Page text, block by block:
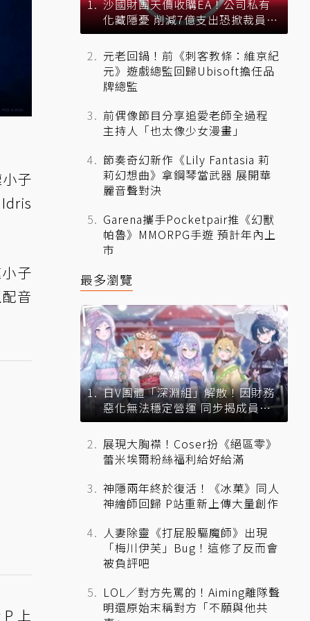
子
子
音
上
沙國財團天價收購EA！公司私有
化藏隱憂 削減7億支出恐掀裁員風
暴？
元老回鍋！前《刺客教條：維京紀
元》遊戲總監回歸Ubisoft擔任品
牌總監
前偶像節目分享追愛老師全過程
主持人「也太像少女漫畫」
節奏奇幻新作《Lily Fantasia 莉
莉幻想曲》拿鋼琴當武器 展開華
麗音聲對決
Garena攜手Pocketpair推《幻獸
帕魯》MMORPG手遊 預計年內上
市
最多瀏覽
日V團體「深淵組」解散！因財務
惡化無法穩定營運 同步揭成員未
來去向
展現大胸襟！Coser扮《絕區零》
蕾米埃爾粉絲福利給好給滿
神隱兩年終於復活！《冰菓》同人
神繪師回歸 P站重新上傳大量創作
人妻除靈《打屁股驅魔師》出現
「梅川伊芙」Bug！這修了反而會
被負評吧
LOL／對方先罵的！Aiming離隊聲
明還原始末稱對方「不願與他共